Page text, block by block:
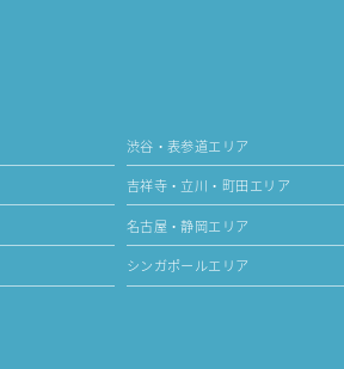
渋谷・表参道エリア
吉祥寺・立川・町田エリア
名古屋・静岡エリア
シンガポールエリア